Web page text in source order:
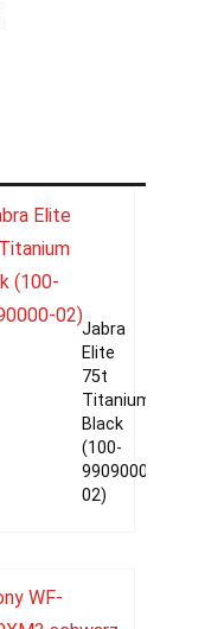
Jabra
Elite
75t
Titanium
Black
(100-
99090000-
02)